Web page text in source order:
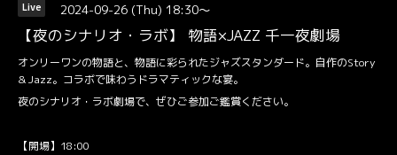
Live 2024-09-26 (Thu) 18:30～
【夜のシナリオ・ラボ】 物語×JAZZ 千一夜劇場
オンリーワンの物語と、物語に彩られたジャズスタンダード。自作のStory
& Jazz。コラボで味わうドラマティックな宴。
夜のシナリオ・ラボ劇場で、ぜひご参加ご鑑賞ください。
【開場】18:00